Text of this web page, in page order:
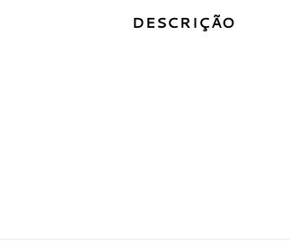
DESCRIÇÃO